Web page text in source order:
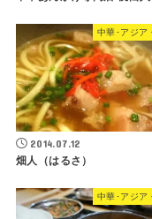
中華･アジア
2014.07.12
畑人（はるさ）
中華･アジア